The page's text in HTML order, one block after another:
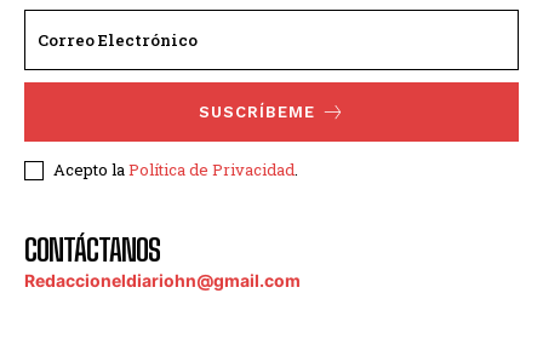
SUSCRÍBEME
Acepto laPolítica de Privacidad.
CONTÁCTANOS
Redaccioneldiariohn@gmail.com